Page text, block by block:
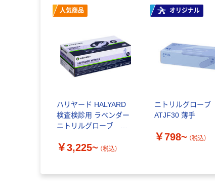
人気商品
ハリヤード HALYARD
検査検診用 ラベンダー
ニトリルグローブ パ
枚入）
￥3,225~ （税込）
オリジナル
ニトリルグローブ
ATJF30 薄手
￥798~ （税込）